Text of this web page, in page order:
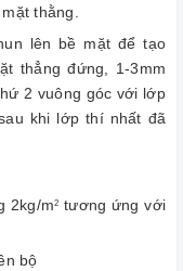
thằng.
lên bề mặt để tạo
thẳng đứng, 1-3mm
2 vuông góc với lớp
khi lớp thí nhất đã
2kg/m2 tương ứng với
bộ